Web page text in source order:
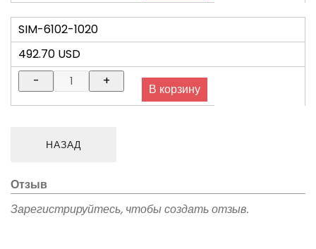
SIM-6102-1020
492.70 USD
Отзыв
Зарегистрируйтесь, чтобы создать отзыв.